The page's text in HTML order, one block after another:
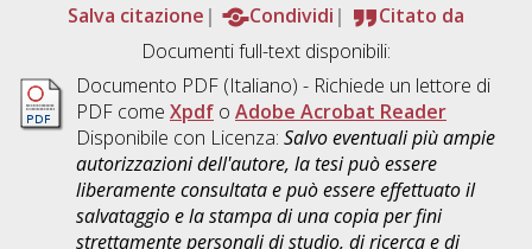
Salva citazione
Condividi
Citato da
Documenti full-text disponibili:
Documento PDF(Italiano) - Richiede un lettore di
PDF come Xpdfo Adobe Acrobat Reader
Disponibile con Licenza: Salvo eventuali più ampie
autorizzazioni dell'autore, la tesi può essere
liberamente consultata e può essere effettuato il
salvataggio e la stampa di una copia per fini
strettamente personali di studio, di ricerca e di